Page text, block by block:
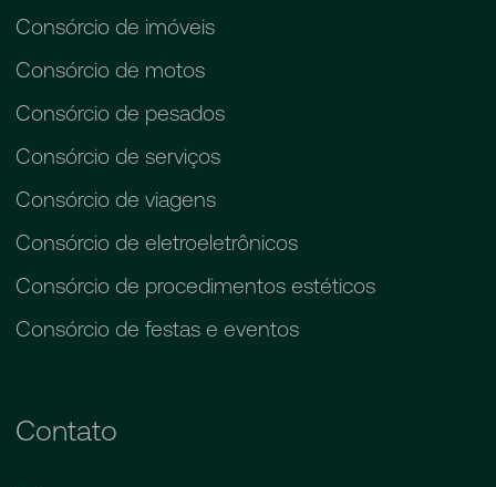
Consórcio de imóveis
Consórcio de motos
Consórcio de pesados
Consórcio de serviços
Consórcio de viagens
Consórcio de eletroeletrônicos
Consórcio de procedimentos estéticos
Consórcio de festas e eventos
Contato